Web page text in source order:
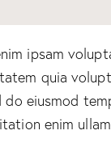
ipsam
quia
eiusmod
enim